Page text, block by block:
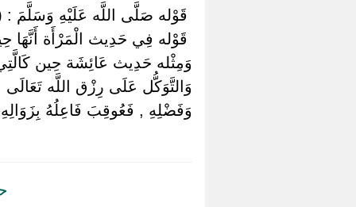
‏قَوْله صَلَّى اللَّه عَلَيْهِ وَسَلَّمَ :
‏قَوْله فِي حَدِيث الْمَرْأَة
وَمِثْله حَدِيث عَائِشَة حِين
وَالتَّوَكُّل عَلَى رِزْق اللَّه تَعَالَى
وَفَضْلِهِ , فَعُوقِبَ فَاعِلُهُ